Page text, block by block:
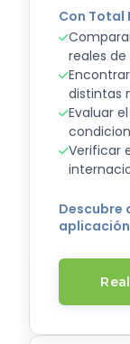
Con Total
reales
distintas
Evaluar
Verificar
Descubre